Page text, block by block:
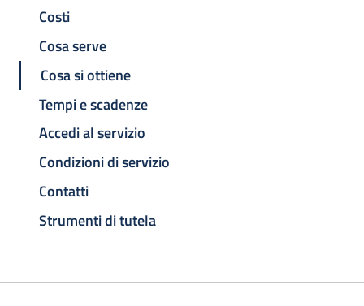
Costi
Cosa serve
Cosa si ottiene
Tempi e scadenze
Accedi al servizio
Condizioni di servizio
Contatti
Strumenti di tutela